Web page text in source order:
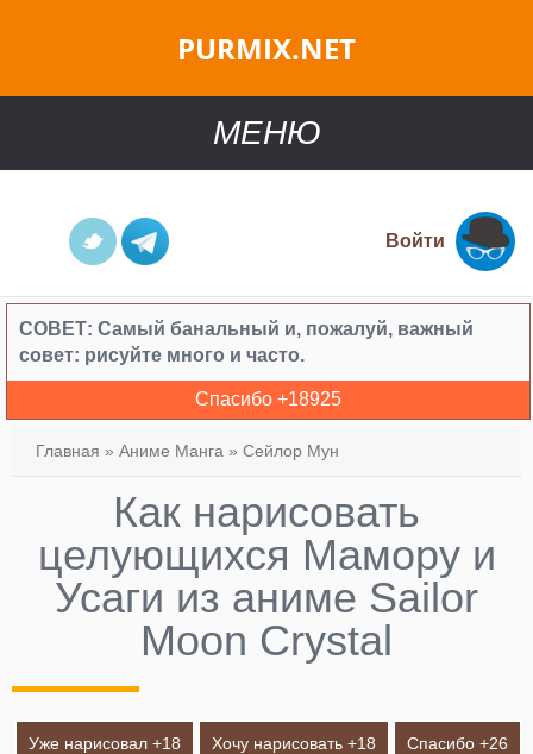
PURMIX.NET
МЕНЮ
Войти
СОВЕТ: Самый банальный и, пожалуй, важный
совет: рисуйте много и часто.
Спасибо +18925
Главная » Аниме Манга » Сейлор Мун
Как нарисовать
целующихся Мамору и
Усаги из аниме Sailor
Moon Crystal
Уже нарисовал +18 Хочу нарисовать +18 Спасибо +26